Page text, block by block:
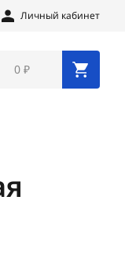
Личный кабинет
0 ₽